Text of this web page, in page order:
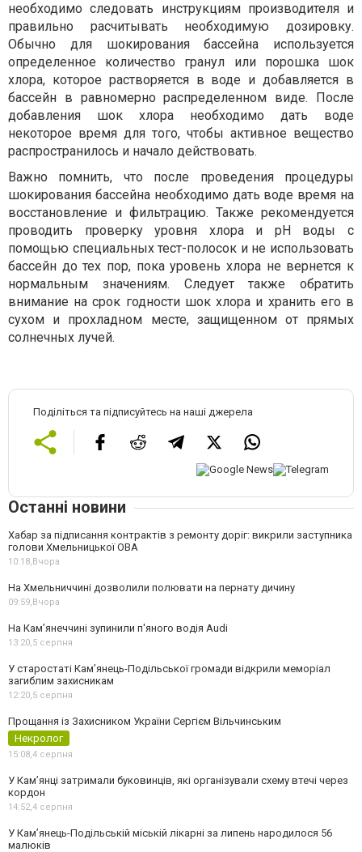
необходимо следовать инструкциям производителя и
правильно расчитывать необходимую дозировку.
Обычно для шокирования бассейна используется
определенное количество гранул или порошка шок
хлора, которое растворяется в воде и добавляется в
бассейн в равномерно распределенном виде. После
добавления шок хлора необходимо дать воде
некоторое время для того, чтобы активное вещество
распространилось и начало действовать.
Важно помнить, что после проведения процедуры
шокирования бассейна необходимо дать воде время на
восстановление и фильтрацию. Также рекомендуется
проводить проверку уровня хлора и pH воды с
помощью специальных тест-полосок и не использовать
бассейн до тех пор, пока уровень хлора не вернется к
нормальным значениям. Следует также обратить
внимание на срок годности шок хлора и хранить его в
сухом и прохладном месте, защищенном от прямых
солнечных лучей.
Поділіться та підписуйтесь на наші джерела
Останні новини
Хабар за підписання контрактів з ремонту доріг: викрили заступника
голови Хмельницької ОВА
10:18,Вчора
На Хмельниччині дозволили полювати на пернату дичину
09:59,Вчора
На Камʼянеччині зупинили п'яного водія Audi
13:20,5 серпня
У старостаті Кам’янець-Подільської громади відкрили меморіал
загиблим захисникам
12:20,5 серпня
Прощання із Захисником України Сергієм Вільчинським
Некролог
15:08,4 серпня
У Кам’янці затримали буковинців, які організували схему втечі через
кордон
14:52,4 серпня
У Кам’янець-Подільській міській лікарні за липень народилося 56
малюків